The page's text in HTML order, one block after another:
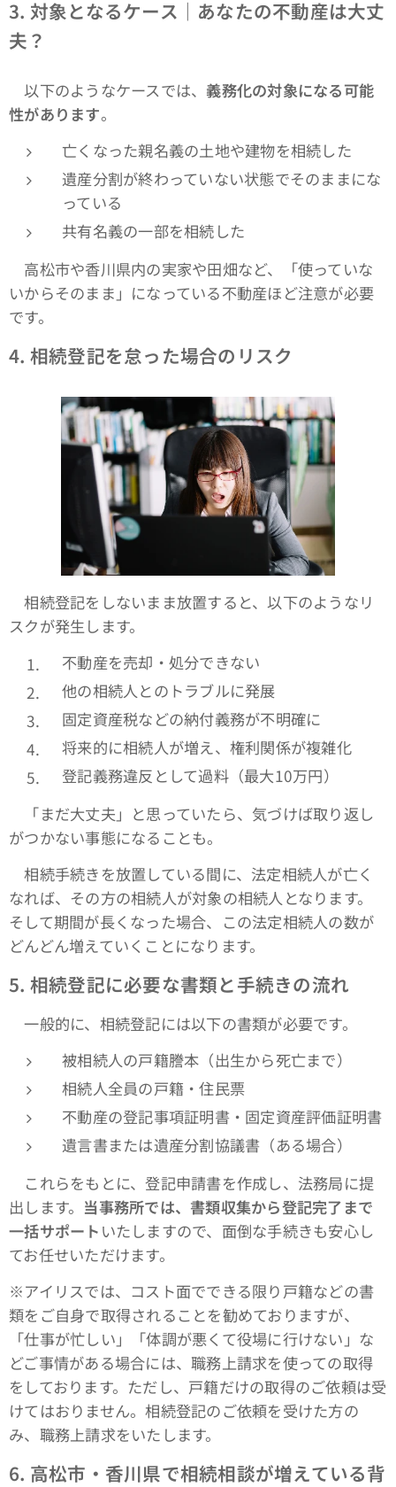
3. 対象となるケース｜あなたの不動産は大丈
夫？
以下のようなケースでは、 義務化の対象になる可能
性があります。
亡くなった親名義の土地や建物を相続した
遺産分割が終わっていない状態でそのままにな
っている
共有名義の一部を相続した
高松市や香川県内の実家や田畑など、「使っていな
いからそのまま」になっている不動産ほど注意が必要
です。
4. 相続登記を怠った場合のリスク
相続登記をしないまま放置すると、以下のようなリ
スクが発生します。
不動産を売却・処分できない
他の相続人とのトラブルに発展
固定資産税などの納付義務が不明確に
将来的に相続人が増え、権利関係が複雑化
登記義務違反として過料（最大10万円）
「まだ大丈夫」と思っていたら、気づけば取り返し
がつかない事態になることも。
相続手続きを放置している間に、法定相続人が亡く
なれば、その方の相続人が対象の相続人となります。
そして期間が長くなった場合、この法定相続人の数が
どんどん増えていくことになります。
5. 相続登記に必要な書類と手続きの流れ
一般的に、相続登記には以下の書類が必要です。
被相続人の戸籍謄本（出生から死亡まで）
相続人全員の戸籍・住民票
不動産の登記事項証明書・固定資産評価証明書
遺言書または遺産分割協議書（ある場合）
これらをもとに、登記申請書を作成し、法務局に提
出します。 当事務所では、書類収集から登記完了まで
一括サポート いたしますので、面倒な手続きも安心し
てお任せいただけます。
※アイリスでは、コスト面でできる限り戸籍などの書
類をご自身で取得されることを勧めておりますが、
「仕事が忙しい」「体調が悪くて役場に行けない」な
どご事情がある場合には、職務上請求を使っての取得
をしております。ただし、戸籍だけの取得のご依頼は受
けてはおりません。相続登記のご依頼を受けた方の
み、職務上請求をいたします。
6. 高松市・香川県で相続相談が増えている背